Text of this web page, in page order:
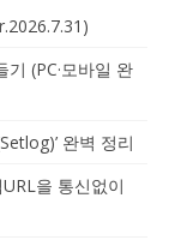
(PC·모바일 완
완벽 정리
을 통신없이